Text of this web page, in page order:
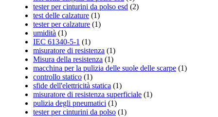
tester per cinturini da polso esd (2)
test delle calzature (1)
tester per calzature (1)
umidità (1)
IEC 61340-5-1 (1)
misuratore di resistenza (1)
Misura della resistenza (1)
macchina per la pulizia delle suole delle scarpe (1)
controllo statico (1)
sfide dell'elettricità statica (1)
misuratore di resistenza superficiale (1)
pulizia degli pneumatici (1)
tester per cinturini da polso (1)